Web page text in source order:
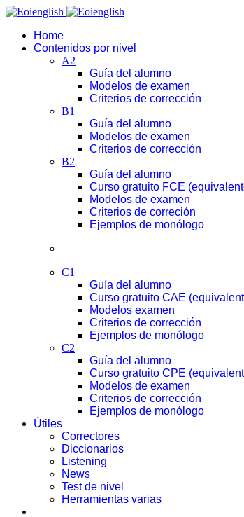
Home
Contenidos por nivel
A2
Guía del alumno
Modelos de examen
Criterios de corrección
B1
Guía del alumno
Modelos de examen
Criterios de corrección
B2
Guía del alumno
Curso gratuito FCE
Modelos de examen
Criterios de correción
Ejemplos de monólogo
C1
Guía del alumno
Curso gratuito CAE
Modelos examen
Criterios de corrección
Ejemplos de monólogo
C2
Guía del alumno
Curso gratuito CPE
Modelos de examen
Criterios de corrección
Ejemplos de monólogo
Útiles
Correctores
Diccionarios
Listening
News
Test de nivel
Herramientas varias